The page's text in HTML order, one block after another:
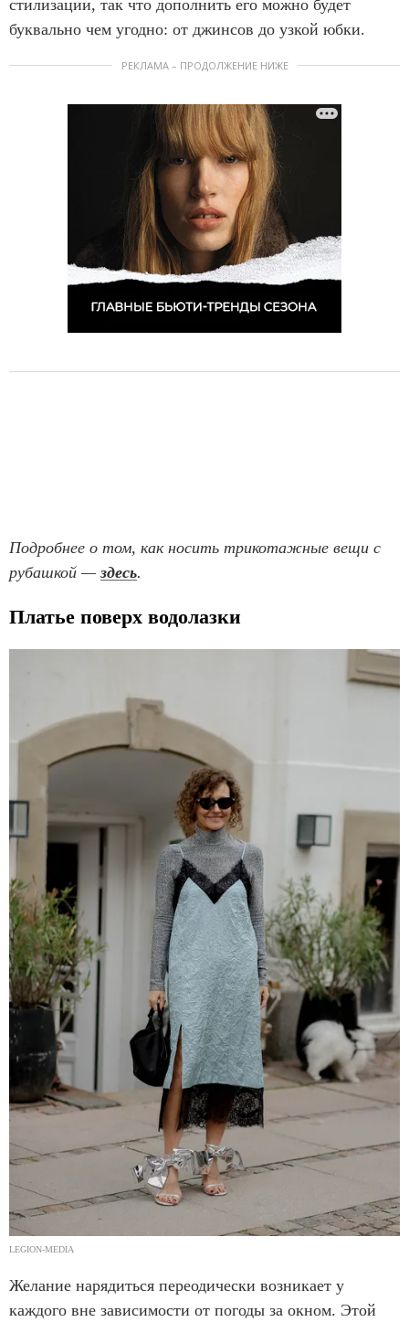
стилизации, так что дополнить его можно будет
буквально чем угодно: от джинсов до узкой юбки.
РЕКЛАМА – ПРОДОЛЖЕНИЕ НИЖЕ
Подробнее о том, как носить трикотажные вещи с
рубашкой —здесь.
Платье поверх водолазки
LEGION-MEDIA
Желание нарядиться переодически возникает у
каждого вне зависимости от погоды за окном. Этой